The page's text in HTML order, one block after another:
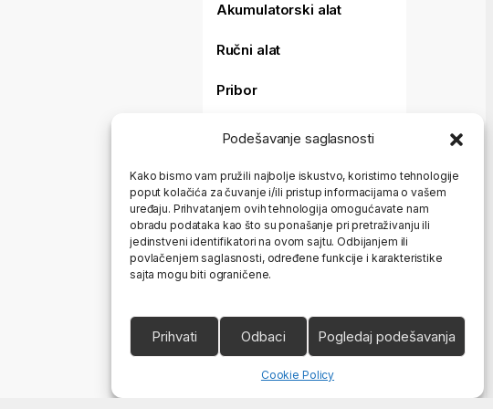
Podešavanje saglasnosti
Kako bismo vam pružili najbolje iskustvo, koristimo tehnologije
poput kolačića za čuvanje i/ili pristup informacijama o vašem
uređaju. Prihvatanjem ovih tehnologija omogućavate nam
obradu podataka kao što su ponašanje pri pretraživanju ili
jedinstveni identifikatori na ovom sajtu. Odbijanjem ili
povlačenjem saglasnosti, određene funkcije i karakteristike
sajta mogu biti ograničene.
Prihvati Odbaci Pogledaj podešavanja
Cookie Policy
Akumulatorski alat
Ručni alat
Pribor
Merni alat
Baštenski alat
Aparati za varenje i
sečenje
Koferi i torbe
Ostalo